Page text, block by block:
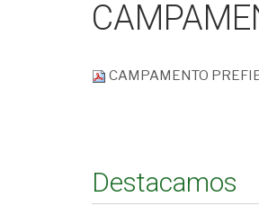
CAMPAMENTO
Destacamos